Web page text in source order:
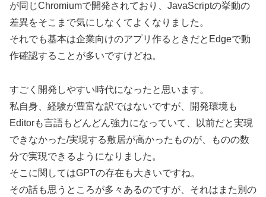
が同じChromiumで開発されており、JavaScriptの挙動の
差異をそこまで気にしなくてよくなりました。
それでも基本は企業向けのアプリ作るときだとEdgeで動
作確認することが多いですけどね。
すごく開発しやすい時代になったと思います。
私自身、経験が豊富な訳ではないですが、開発環境も
Editorも言語もどんどん強力になっていて、以前だと実現
できなかった/実現する敷居が高かったものが、ものの数
分で実現できるようになりました。
そこに関してはGPTの存在も大きいですね。
その話も思うところが多々あるのですが、それはまた別の